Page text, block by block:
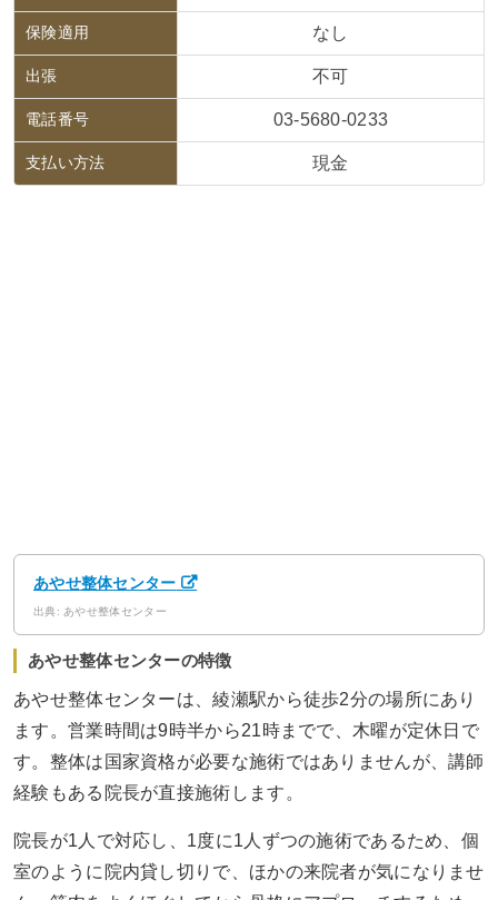
保険適用 なし
出張 不可
電話番号 03-5680-0233
支払い方法 現金
あやせ整体センター
出典: あやせ整体センター
あやせ整体センターの特徴
あやせ整体センターは、綾瀬駅から徒歩2分の場所にあり
ます。営業時間は9時半から21時までで、木曜が定休日で
す。整体は国家資格が必要な施術ではありませんが、講師
経験もある院長が直接施術します。
院長が1人で対応し、1度に1人ずつの施術であるため、個
室のように院内貸し切りで、ほかの来院者が気になりませ